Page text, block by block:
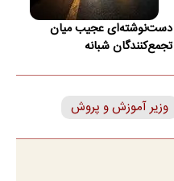
دست‌نوشته‌ای عجیب میان
تجمع‌کنندگان شبانه
وزیر آموزش و پروش